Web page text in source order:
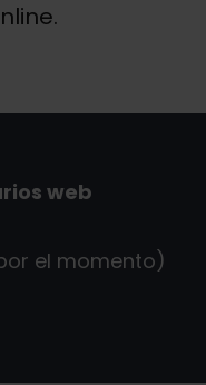
web
el momento)